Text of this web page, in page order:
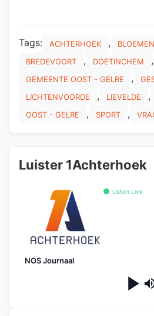
Tags: ACHTERHOEK ,
BREDEVOORT , DOETINCHEM ,
GEMEENTE OOST - GELRE ,
LICHTENVOORDE , LIEVELDE ,
OOST - GELRE , SPORT ,
Luister 1Achterhoek
Listen Live
NOS Journaal